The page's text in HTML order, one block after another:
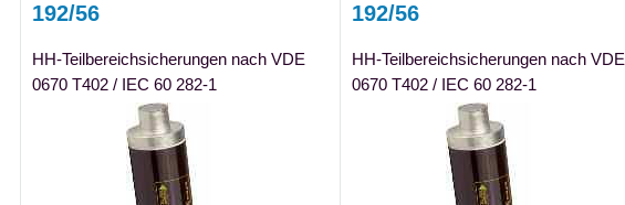
192/56
HH-Teilbereichsicherungen nach VDE
0670 T402 / IEC 60 282-1
192/56
HH-Teilbereichsicherungen nach VDE
0670 T402 / IEC 60 282-1